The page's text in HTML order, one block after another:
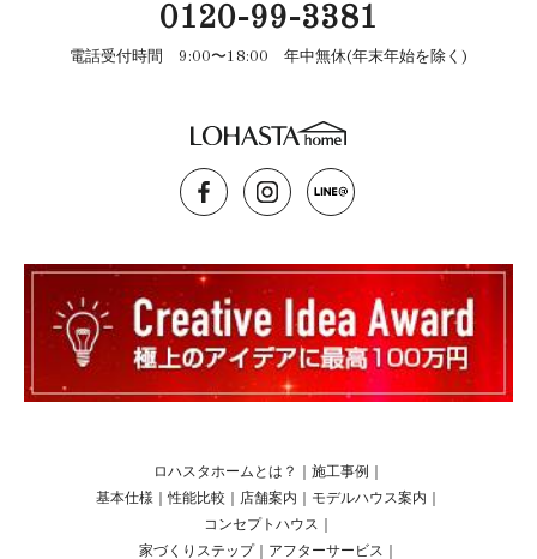
0120-99-3381
電話受付時間 9:00〜18:00 年中無休(年末年始を除く)
ロハスタホームとは？ 施工事例
基本仕様 ｜性能比較 店舗案内 モデルハウス案内
コンセプトハウス
家づくりステップ
アフターサービス